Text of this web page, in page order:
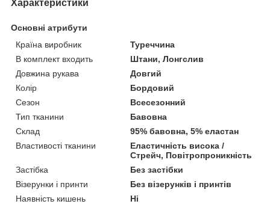
Характеристики
Основні атрибути
Країна виробник
Туреччина
В комплект входить
Штани, Лонгслив
Довжина рукава
Довгий
Колір
Бордовий
Сезон
Всесезонний
Тип тканини
Бавовна
Склад
95% бавовна, 5% еластан
Властивості тканини
Еластичність висока /
Стрейч, Повітропроникність
Застібка
Без застібки
Візерунки і принти
Без візерунків і принтів
Наявність кишень
Ні